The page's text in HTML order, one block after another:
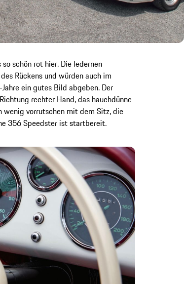
schön rot hier. Die ledernen
Rückens und würden auch im
ein gutes Bild abgeben. Der
rechter Hand, das hauchdünne
wenig vorrutschen mit dem Sitz, die
356 Speedster ist startbereit.